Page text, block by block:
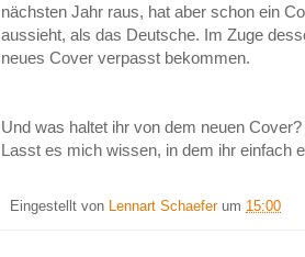
nächsten Jahr raus, hat aber schon ein
aussieht, als das Deutsche. Im Zuge
neues Cover verpasst bekommen.
Und was haltet ihr von dem neuen
Lasst es mich wissen, in dem ihr einfach
Eingestellt von Lennart Schaefer um 15:00